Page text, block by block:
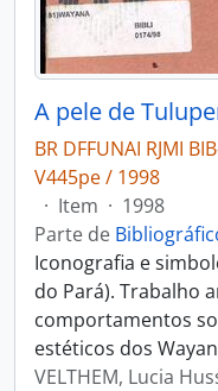
BR DFFUNAI RJMI
V445pe / 1998
· Item · 1998
Parte de
Iconografia e
do Pará). Trabalho
comportamentos
estéticos dos
VELTHEM, Lucia